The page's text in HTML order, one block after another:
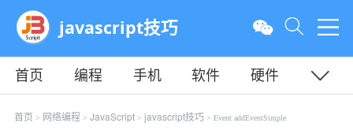
javascript技巧
首页 编程 手机 软件
硬件
教程
平面 服务器
首页 > 网络编程 > JavaScript> javascript技巧 > Event addEventSimple